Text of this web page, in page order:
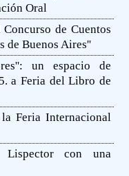
Oral
de Cuentos
de Buenos Aires''
un espacio de
a Feria del Libro de
Feria Internacional
Lispector con una